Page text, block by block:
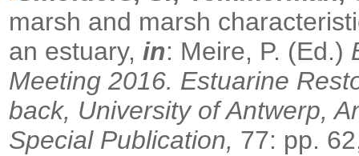
marsh and marsh
an estuary, in: Meire, P. (Ed.)
Meeting 2016. Estuarine
back, University of Antwerp,
Special Publication, 77: pp.